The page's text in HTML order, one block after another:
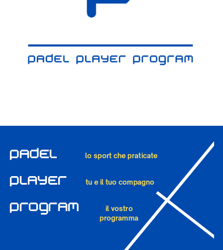
PADEL
PLAYER
PROGrAM
lo sport che praticate
tu e il tuo compagno
il vostro
programma